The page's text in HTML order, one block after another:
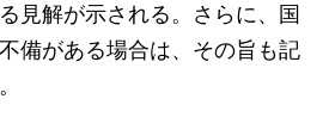
見解が示される。さらに、国
備がある場合は、その旨も記